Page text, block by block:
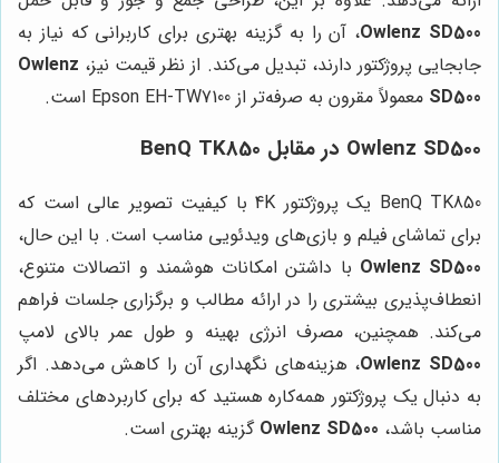
Owlenz SD500، آن را به گزینه بهتری برای کاربرانی که نیاز به
جابجایی پروژکتور دارند، تبدیل می‌کند. از نظر قیمت نیز، Owlenz
SD500 معمولاً مقرون به صرفه‌تر از Epson EH-TW7100 است.
Owlenz SD500 در مقابل BenQ TK850
BenQ TK850 یک پروژکتور 4K با کیفیت تصویر عالی است که
برای تماشای فیلم و بازی‌های ویدئویی مناسب است. با این حال،
Owlenz SD500 با داشتن امکانات هوشمند و اتصالات متنوع،
انعطاف‌پذیری بیشتری را در ارائه مطالب و برگزاری جلسات فراهم
می‌کند. همچنین، مصرف انرژی بهینه و طول عمر بالای لامپ
Owlenz SD500، هزینه‌های نگهداری آن را کاهش می‌دهد. اگر
به دنبال یک پروژکتور همه‌کاره هستید که برای کاربردهای مختلف
مناسب باشد، Owlenz SD500 گزینه بهتری است.